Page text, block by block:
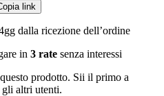
link
dalla ricezione dell’ordine
in 3 rate senza interessi
prodotto. Sii il primo a
altri utenti.